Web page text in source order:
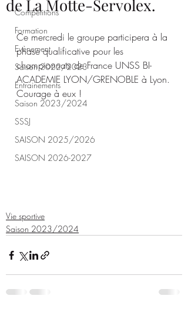
Compétitions
Formation
Evènement
Saison 2022/2023
Entrainements
Saison 2023/2024
SSSJ
SAISON 2025/2026
SAISON 2026-2027
de La Motte-Servolex.
Ce mercredi le groupe participera à la
phase qualificative pour les
championnats de France UNSS BI-
ACADEMIE LYON/GRENOBLE à Lyon.
Courage à eux !
Vie sportive
Saison 2023/2024